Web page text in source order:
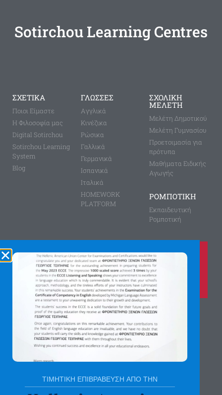
Sotirchou Learning Centres
ΣΧΕΤΙΚΑ
Ποιοι Είμαστε
Η Φιλοσοφία μας
Digital Sotirchou
Sotirchou Learning
System
Blog
ΓΛΩΣΣΕΣ
Aγγλικά
Κινέζικα
Ρώσικα
Γαλλικά
Γερμανικά
Ισπανικά
Ιταλικά
HOMEWORK
PLATFORM
ΣΧΟΛΙΚΗ
ΜΕΛΕΤΗ
Μελέτη Δημοτικού
Μελέτη Γυμνασίου
Προετοιμασία για
πρότυπα
Μαθήματα Ειδικής
Αγωγής
ΡΟΜΠΟΤΙΚΗ
Εκπαιδευτική
Ρομποτική
Καλέστε μας τώρα στο
210 8028149
για περισσότερες πληροφορίες
Αγίας Παρασκευής 8, Άνω Πεύκη
Αργύρη Γεωργίου 2, Λυκόβρυση
Πατήστε εδώ για χάρτη
ΤΙΜΗΤΙΚΗ ΕΠΙΒΡΑΒΕΥΣΗ ΑΠΟ ΤΗΝ